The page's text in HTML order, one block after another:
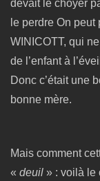
devait le choyer
le perdre On
WINICOTT, qui
de l’enfant à
Donc c’était une
bonne mère.
Mais comment
« deuil » : voilà le